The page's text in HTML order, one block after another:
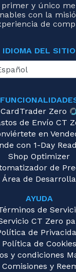
primer y único
con la
de
IDIOMA DEL SITIO
CardTrader Zero
de Envío CT
en
con 1-Day
Shop Optimizer
de
Área de
AYUDA
de
CT Zero
de
Política de Cookies
y condiciones
Comisiones y